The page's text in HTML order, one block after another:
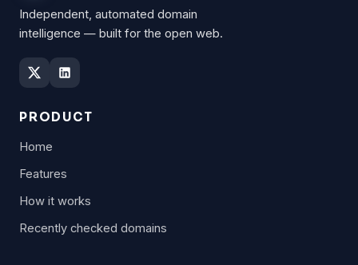
Independent, automated domain
intelligence — built for the open web.
PRODUCT
Home
Features
How it works
Recently checked domains